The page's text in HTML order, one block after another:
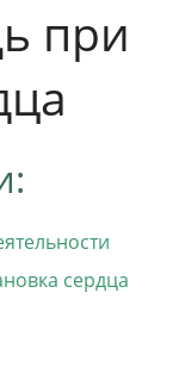
при
сердца